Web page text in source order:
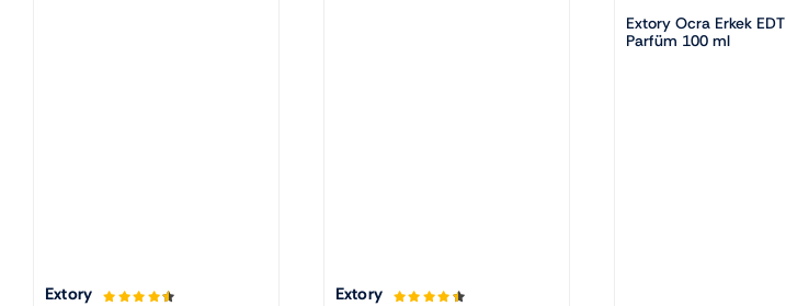
Extory Extory
Extory Ocra Erkek EDT
Parfüm 100 ml